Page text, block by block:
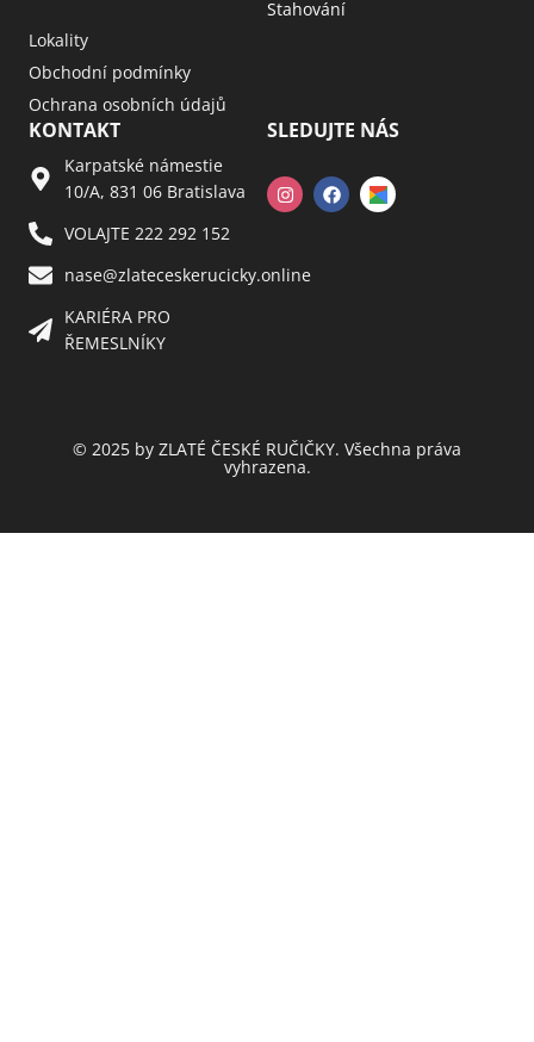
Lokality
Obchodní podmínky
Ochrana osobních údajů
Stahování
KONTAKT
Karpatské námestie
10/A, 831 06 Bratislava
VOLAJTE 222 292 152
nase@zlateceskerucicky.online
KARIÉRA PRO
ŘEMESLNÍKY
SLEDUJTE NÁS
© 2025 by ZLATÉ ČESKÉ RUČIČKY. Všechna práva
vyhrazena.